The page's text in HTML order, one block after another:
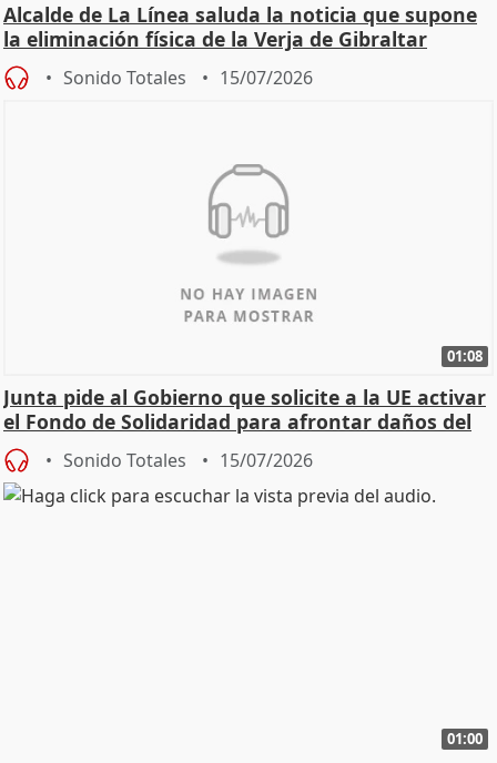
Alcalde de La Línea saluda la noticia que supone
la eliminación física de la Verja de Gibraltar
Sonido Totales 15/07/2026
01:08
Junta pide al Gobierno que solicite a la UE activar
el Fondo de Solidaridad para afrontar daños del
Sonido Totales 15/07/2026
01:00